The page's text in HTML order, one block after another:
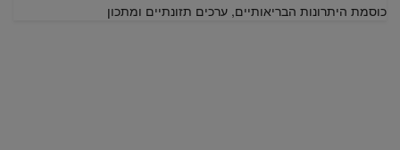
כוסמת היתרונות הבריאותיים, ערכים תזונתיים ומתכון